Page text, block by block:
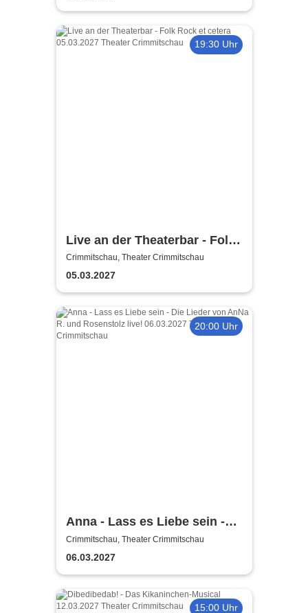
19:30 Uhr
Live an der Theaterbar - Folk
Rock et cetera
Crimmitschau, Theater Crimmitschau
05.03.2027
20:00 Uhr
Anna - Lass es Liebe sein -
Die Lieder von AnNa R. und
Rosenstolz live!
Crimmitschau, Theater Crimmitschau
06.03.2027
15:00 Uhr